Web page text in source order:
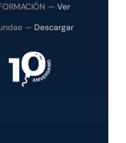
— Ver
— Descargar